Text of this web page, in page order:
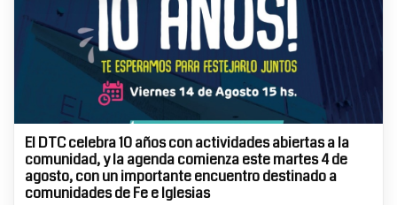
El DTC celebra 10 años con actividades abiertas a la
comunidad, y la agenda comienza este martes 4 de
agosto, con un importante encuentro destinado a
comunidades de Fe e Iglesias